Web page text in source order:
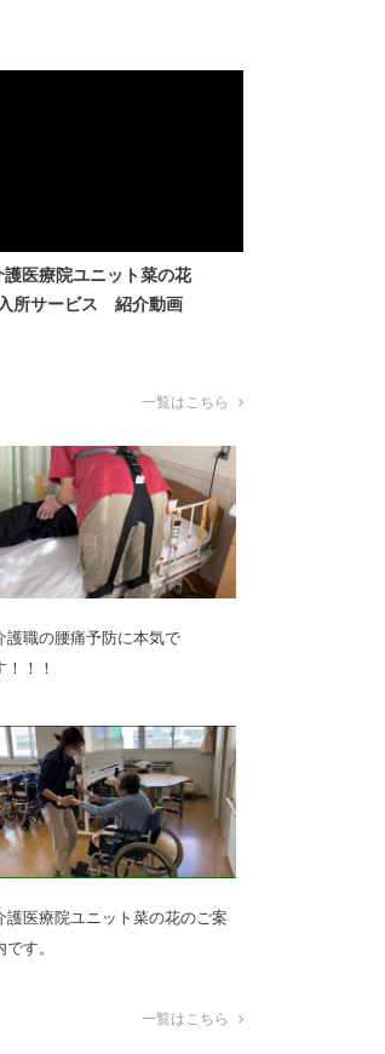
護医療院ユニット菜の花
所サービス 紹介動画
一覧はこちら
護職の腰痛予防に本気で
！！！
護医療院ユニット菜の花のご案
です。
一覧はこちら